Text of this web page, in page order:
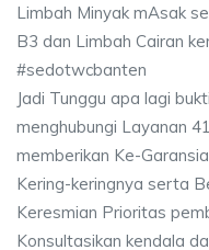
Limbah Minyak mAsak
B3 dan Limbah Cairan
#sedotwcbanten
Jadi Tunggu apa lagi
menghubungi Layanan
memberikan Ke-
Kering-keringnya serta
Keresmian Prioritas
Konsultasikan kendala